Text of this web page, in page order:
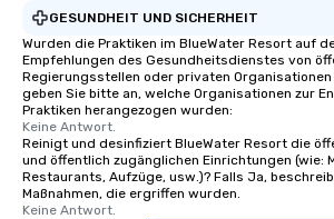
GESUNDHEIT UND SICHERHEIT
Wurden die Praktiken im BlueWater Resort auf
Empfehlungen des Gesundheitsdienstes von
Regierungsstellen oder privaten
geben Sie bitte an, welche Organisationen zur
Praktiken herangezogen wurden:
Keine Antwort.
Reinigt und desinfiziert BlueWater Resort die
und öffentlich zugänglichen Einrichtungen (wie:
Restaurants, Aufzüge, usw.)? Falls Ja,
Maßnahmen, die ergriffen wurden.
Keine Antwort.